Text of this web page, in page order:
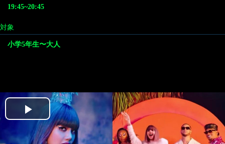
19:45~20:45
対象
小学5年生〜大人
Play